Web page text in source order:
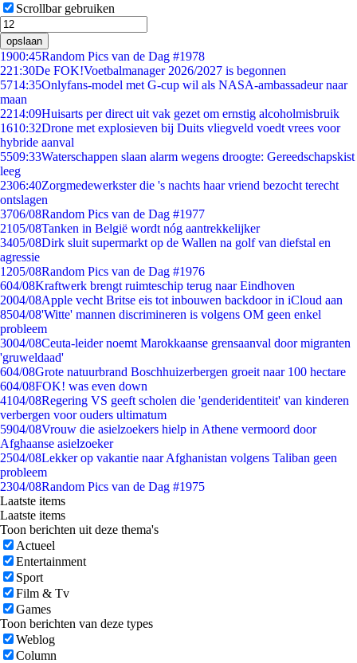
Scrollbar gebruiken
opslaan
1900:45Random Pics van de Dag #1978
221:30De FOK!Voetbalmanager 2026/2027 is begonnen
5714:35Onlyfans-model met G-cup wil als NASA-ambassadeur naar
maan
2214:09Huisarts per direct uit vak gezet om ernstig alcoholmisbruik
1610:32Drone met explosieven bij Duits vliegveld voedt vrees voor
hybride aanval
5509:33Waterschappen slaan alarm wegens droogte: Gereedschapskist
leeg
2306:40Zorgmedewerkster die 's nachts haar vriend bezocht terecht
ontslagen
3706/08Random Pics van de Dag #1977
2105/08Tanken in België wordt nóg aantrekkelijker
3405/08Dirk sluit supermarkt op de Wallen na golf van diefstal en
agressie
1205/08Random Pics van de Dag #1976
604/08Kraftwerk brengt ruimteschip terug naar Eindhoven
2004/08Apple vecht Britse eis tot inbouwen backdoor in iCloud aan
8504/08'Witte' mannen discrimineren is volgens OM geen enkel
probleem
3004/08Ceuta-leider noemt Marokkaanse grensaanval door migranten
'gruweldaad'
604/08Grote natuurbrand Boschhuizerbergen groeit naar 100 hectare
604/08FOK! was even down
4104/08Regering VS geeft scholen die 'genderidentiteit' van kinderen
verbergen voor ouders ultimatum
5904/08Vrouw die asielzoekers hielp in Athene vermoord door
Afghaanse asielzoeker
2504/08Lekker op vakantie naar Afghanistan volgens Taliban geen
probleem
2304/08Random Pics van de Dag #1975
Laatste items
Laatste items
Toon berichten uit deze thema's
Actueel
Entertainment
Sport
Film & Tv
Games
Toon berichten van deze types
Weblog
Column